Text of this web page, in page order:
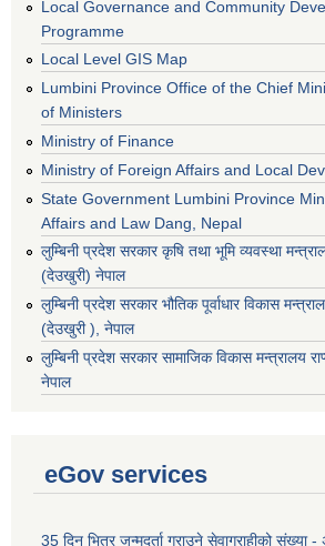
Local Governance and Community
Programme
Local Level GIS Map
Lumbini Province Office of the Chief
of Ministers
Ministry of Finance
Ministry of Foreign Affairs and Local
State Government Lumbini Province
Affairs and Law Dang, Nepal
लुम्बिनी प्रदेश सरकार कृषि तथा भूमि व्यवस्था
(देउखुरी) नेपाल
लुम्बिनी प्रदेश सरकार भौतिक पूर्वाधार विकास
(देउखुरी ), नेपाल
‌लुम्बिनी प्रदेश सरकार सामाजिक विकास मन्‍‍त्रालय
नेपाल
eGov services
35 दिन भित्र जन्मदर्ता गराउने सेवाग्राहीको संख्या -